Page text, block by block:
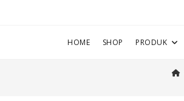
HOME SHOP PRODUK